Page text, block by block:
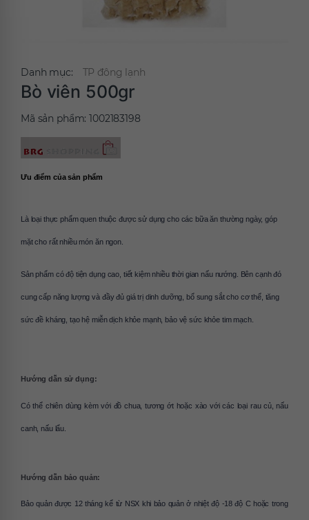
Danh mục: TP đông lạnh
Bò viên 500gr
Mã sản phẩm:1002183198
Ưu điểm của sản phẩm
Là loại thực phẩm quen thuộc được sử dụng cho các bữa ăn thường ngày, góp
mặt cho rất nhiều món ăn ngon.
Sản phẩm có độ tiện dụng cao, tiết kiệm nhiều thời gian nấu nướng. Bên cạnh đó
cung cấp năng lượng và đầy đủ giá trị dinh dưỡng, bổ sung sắt cho cơ thể, tăng
sức đề kháng, tạo hệ miễn dịch khỏe mạnh, bảo vệ sức khỏe tim mạch.
Hướng dẫn sử dụng:
Có thể chiên dùng kèm với đồ chua, tương ớt hoặc xào với các loại rau củ, nấu
canh, nấu lẩu.
Hướng dẫn bảo quản:
Bảo quản được 12 tháng kể từ NSX khi bảo quản ở nhiệt độ -18 độ C hoặc trong